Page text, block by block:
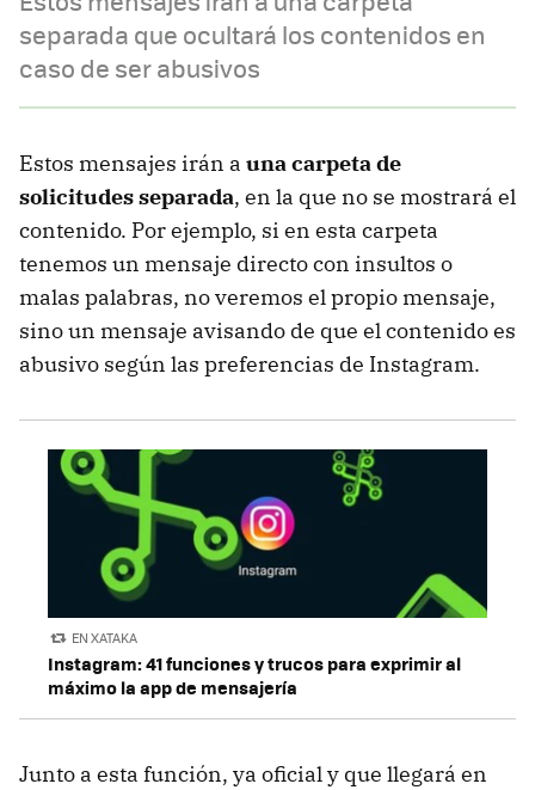
separada que ocultará los contenidos en
caso de ser abusivos
Estos mensajes irán a una carpeta de
solicitudes separada, en la que no se mostrará el
contenido. Por ejemplo, si en esta carpeta
tenemos un mensaje directo con insultos o
malas palabras, no veremos el propio mensaje,
sino un mensaje avisando de que el contenido es
abusivo según las preferencias de Instagram.
EN XATAKA
Instagram: 41 funciones y trucos para exprimir al
máximo la app de mensajería
Junto a esta función, ya oficial y que llegará en